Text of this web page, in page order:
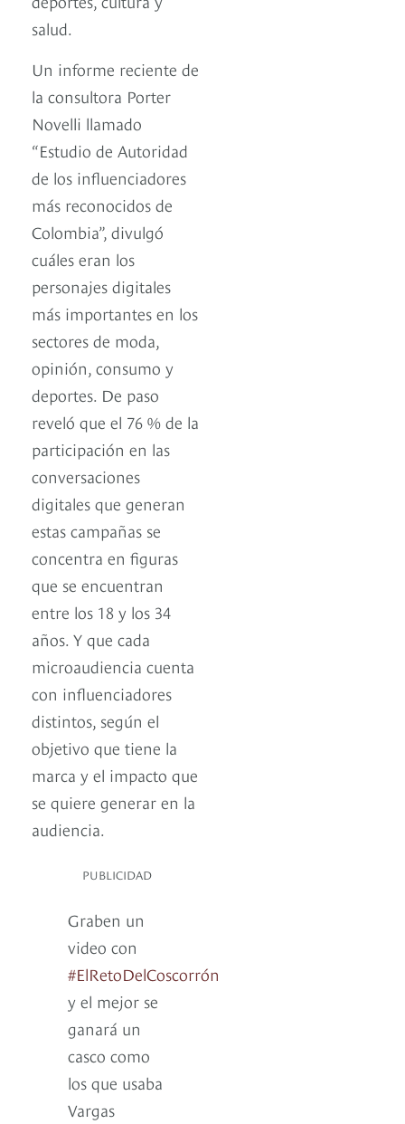
salud.
Un informe reciente de
la consultora Porter
Novelli llamado
“Estudio de Autoridad
de los influenciadores
más reconocidos de
Colombia”, divulgó
cuáles eran los
personajes digitales
más importantes en los
sectores de moda,
opinión, consumo y
deportes. De paso
reveló que el 76 % de la
participación en las
conversaciones
digitales que generan
estas campañas se
concentra en figuras
que se encuentran
entre los 18 y los 34
años. Y que cada
microaudiencia cuenta
con influenciadores
distintos, según el
objetivo que tiene la
marca y el impacto que
se quiere generar en la
audiencia.
PUBLICIDAD
Graben un
video con
#ElRetoDelCoscorrón
y el mejor se
ganará un
casco como
los que usaba
Vargas